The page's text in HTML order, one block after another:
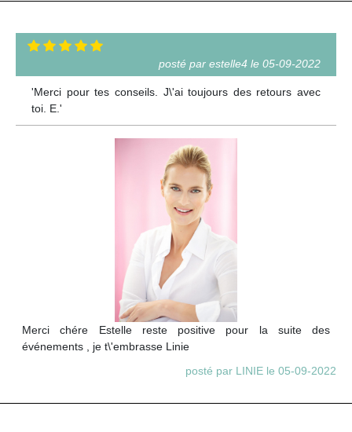
posté par estelle4 le 05-09-2022
'Merci pour tes conseils. J\'ai toujours des retours avec
toi. E.'
Merci chére Estelle reste positive pour la suite des
événements , je t\'embrasse Linie
posté par LINIE le 05-09-2022